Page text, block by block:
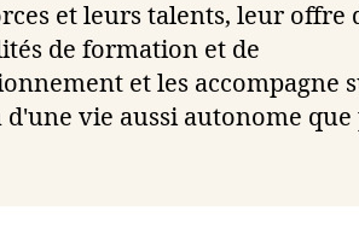
et leurs talents, leur offre
de formation et de
et les accompagne
vie aussi autonome que